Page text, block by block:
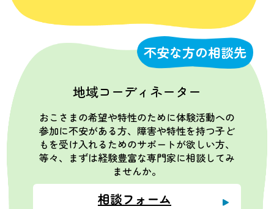
不安な方の相談先
地域コーディネーター
おこさまの希望や特性のために体験活動への
参加に不安がある方、障害や特性を持つ子ど
もを受け入れるためのサポートが欲しい方、
等々、まずは経験豊富な専門家に相談してみ
ませんか。
相談フォーム